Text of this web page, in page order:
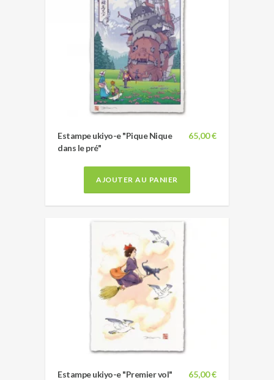
65,00 €
Estampe ukiyo-e "Pique Nique
dans le pré"
AJOUTER AU PANIER
65,00 €
Estampe ukiyo-e "Premier vol"